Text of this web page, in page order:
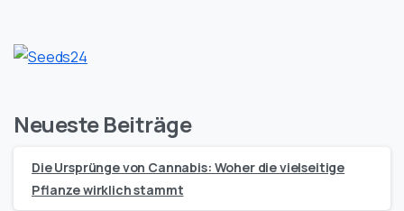
Neueste Beiträge
Die Ursprünge von Cannabis: Woher die vielseitige
Pflanze wirklich stammt